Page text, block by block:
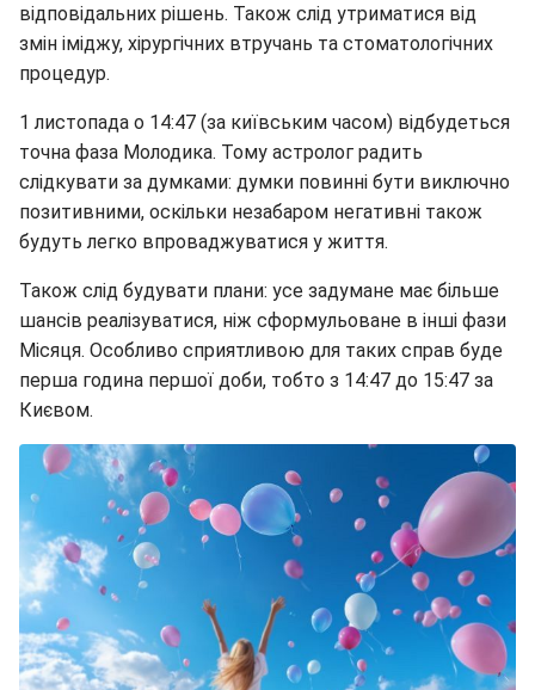
відповідальних рішень. Також слід утриматися від
змін іміджу, хірургічних втручань та стоматологічних
процедур.
1 листопада о 14:47 (за київським часом) відбудеться
точна фаза Молодика. Тому астролог радить
слідкувати за думками: думки повинні бути виключно
позитивними, оскільки незабаром негативні також
будуть легко впроваджуватися у життя.
Також слід будувати плани: усе задумане має більше
шансів реалізуватися, ніж сформульоване в інші фази
Місяця. Особливо сприятливою для таких справ буде
перша година першої доби, тобто з 14:47 до 15:47 за
Києвом.